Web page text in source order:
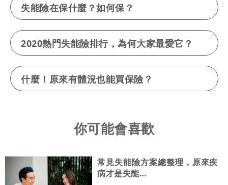
失能險在保什麼？如何保？
2020熱門失能險排行，為何大家最愛它？
什麼！原來有體況也能買保險？
你可能會喜歡
常見失能險方案總整理，原來疾
病才是失能…